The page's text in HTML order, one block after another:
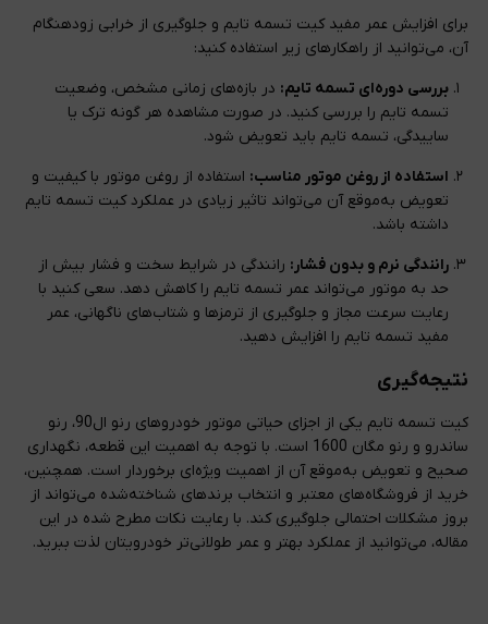
برای افزایش عمر مفید کیت تسمه تایم و جلوگیری از خرابی زودهنگام
آن، می‌توانید از راهکارهای زیر استفاده کنید:
بررسی دوره‌ای تسمه تایم: در بازه‌های زمانی مشخص، وضعیت
تسمه تایم را بررسی کنید. در صورت مشاهده هر گونه ترک یا
ساییدگی، تسمه تایم باید تعویض شود.
استفاده از روغن موتور مناسب: استفاده از روغن موتور با کیفیت و
تعویض به‌موقع آن می‌تواند تاثیر زیادی در عملکرد کیت تسمه تایم
داشته باشد.
رانندگی نرم و بدون فشار: رانندگی در شرایط سخت و فشار بیش از
حد به موتور می‌تواند عمر تسمه تایم را کاهش دهد. سعی کنید با
رعایت سرعت مجاز و جلوگیری از ترمزها و شتاب‌های ناگهانی، عمر
مفید تسمه تایم را افزایش دهید.
نتیجه‌گیری
کیت تسمه تایم یکی از اجزای حیاتی موتور خودروهای رنو ال90، رنو
ساندرو و رنو مگان 1600 است. با توجه به اهمیت این قطعه، نگهداری
صحیح و تعویض به‌موقع آن از اهمیت ویژه‌ای برخوردار است. همچنین،
خرید از فروشگاه‌های معتبر و انتخاب برندهای شناخته‌شده می‌تواند از
بروز مشکلات احتمالی جلوگیری کند. با رعایت نکات مطرح شده در این
مقاله، می‌توانید از عملکرد بهتر و عمر طولانی‌تر خودرویتان لذت ببرید.